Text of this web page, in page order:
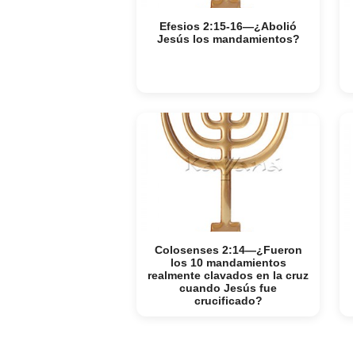
Efesios 2:15-16—¿Abolió
Jesús los mandamientos?
Colosenses 2:14—¿Fueron
los 10 mandamientos
realmente clavados en la cruz
cuando Jesús fue
crucificado?